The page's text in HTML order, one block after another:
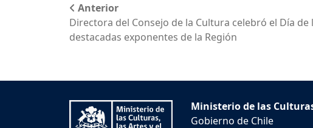
Anterior
Directora del Consejo de la Cultura celebró el Día
destacadas exponentes de la Región
Ministerio de las
Gobierno de Chile